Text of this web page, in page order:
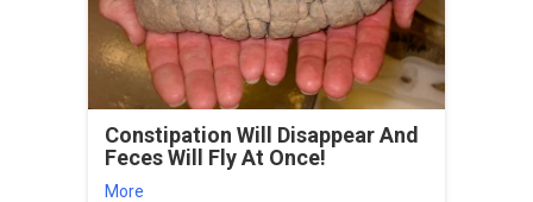
Constipation Will Disappear And
Feces Will Fly At Once!
More